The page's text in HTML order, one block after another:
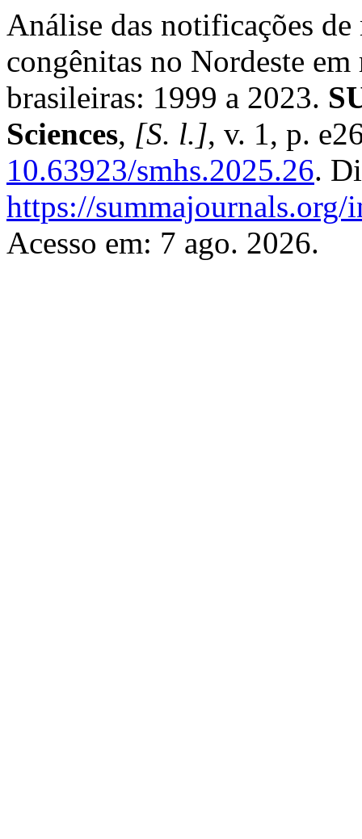
Análise das notificações
congênitas no Nordeste
brasileiras: 1999 a 2023.
Sciences, [S. l.], v. 1, p.
10.63923/smhs.2025.26.
https://
Acesso em: 7 ago. 2026.